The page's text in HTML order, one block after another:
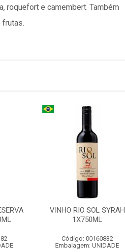
roquefort e camembert. Também
frutas.
VINHO RIO SOL SYRAH
1X750ML
Código: 00160832
Embalagem: UNIDADE